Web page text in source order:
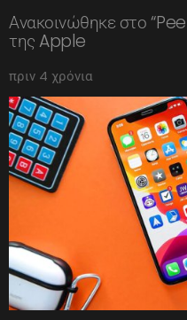
Ανακοινώθηκε στο
της Apple
πριν 4 χρόνια